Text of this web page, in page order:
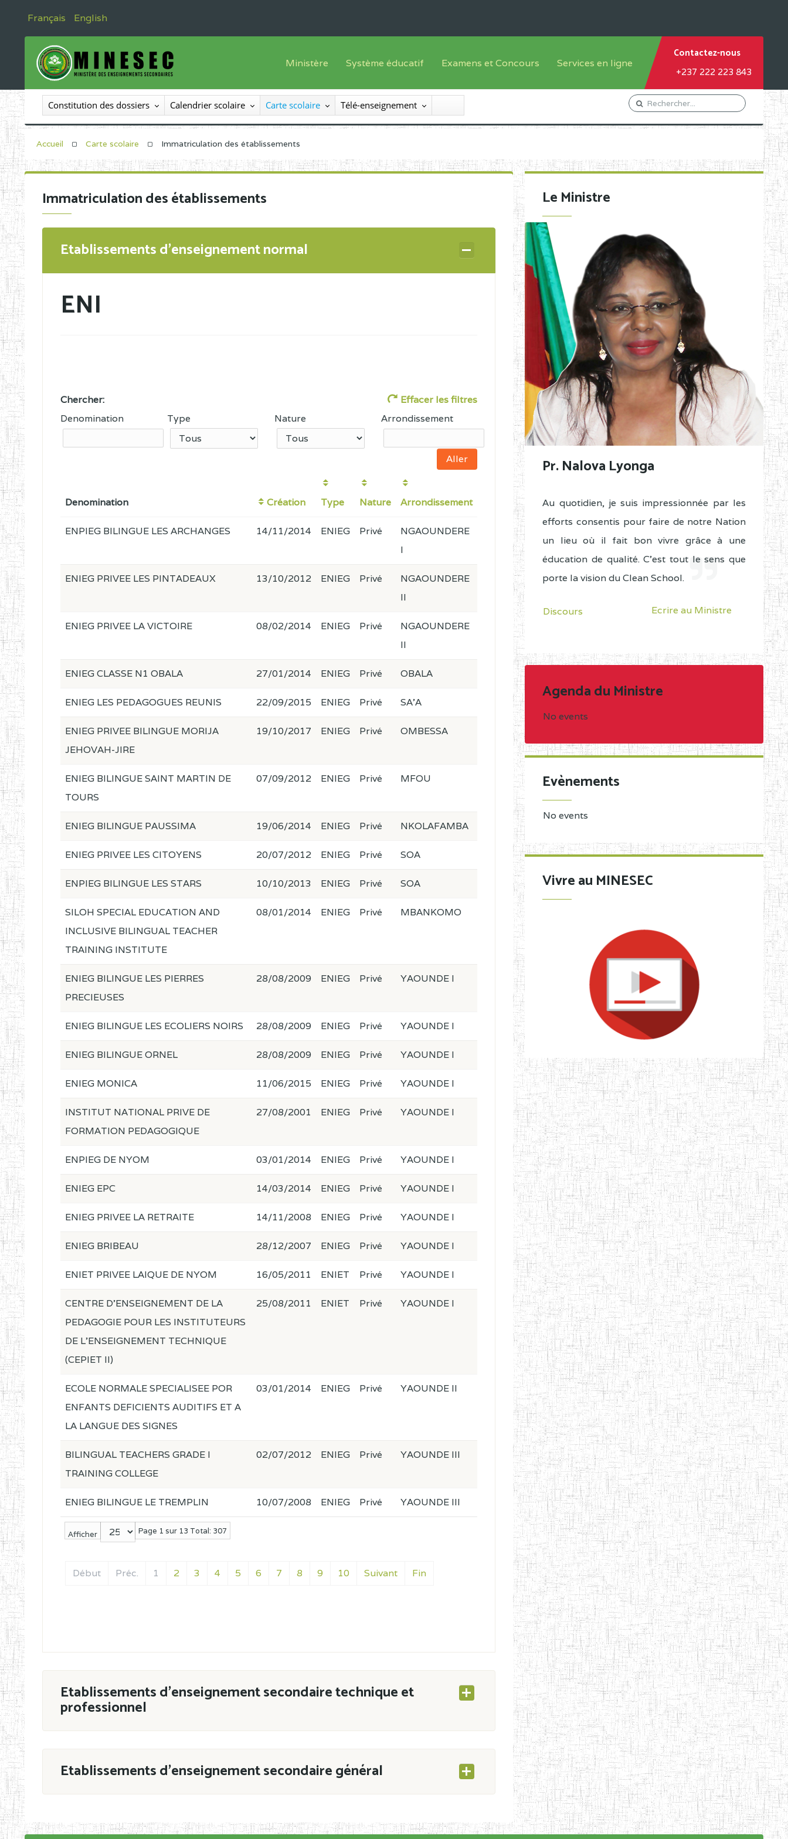
Français English
Ministère
Le Ministre
Le SEESEN
Inspection Générale des Enseignements
Organigramme
Système éducatif
Offre de formation
Sous système francophone
Progammes d'études
Examens et Concours
Inscriptions
Liste des candidats
Diplômes disponibles
Services en ligne
Orientation Conseil
Gestion du Personnel
Demande de subvention
Contactez-nous
+237 222 223 843
Constitution des dossiers Calendrier scolaire Carte scolaire Télé-enseignement
Accueil Carte scolaire Immatriculation des établissements
Immatriculation des établissements
Etablissements d'enseignement normal
ENI
Chercher:
Effacer les filtres
Denomination
Type Nature Arrondissement
Denomination Création Type Nature Arrondissement
Afficher Page 1 sur 13 Total: 307
Début Préc. 1 2 3 4 5 6 7 8 9 10 Suivant Fin
ENPIEG BILINGUE LES ARCHANGES 14/11/2014 ENIEG Privé
NGAOUNDERE
I
ENIEG PRIVEE LES PINTADEAUX 13/10/2012 ENIEG Privé
NGAOUNDERE
II
ENIEG PRIVEE LA VICTOIRE 08/02/2014 ENIEG Privé
NGAOUNDERE
II
ENIEG CLASSE N1 OBALA 27/01/2014 ENIEG Privé OBALA
ENIEG LES PEDAGOGUES REUNIS 22/09/2015 ENIEG Privé SA'A
ENIEG PRIVEE BILINGUE MORIJA
JEHOVAH-JIRE
19/10/2017 ENIEG Privé OMBESSA
ENIEG BILINGUE SAINT MARTIN DE
TOURS
07/09/2012 ENIEG Privé MFOU
ENIEG BILINGUE PAUSSIMA 19/06/2014 ENIEG Privé NKOLAFAMBA
ENIEG PRIVEE LES CITOYENS 20/07/2012 ENIEG Privé SOA
ENPIEG BILINGUE LES STARS 10/10/2013 ENIEG Privé SOA
SILOH SPECIAL EDUCATION AND
INCLUSIVE BILINGUAL TEACHER
TRAINING INSTITUTE
08/01/2014 ENIEG Privé MBANKOMO
ENIEG BILINGUE LES PIERRES
PRECIEUSES
28/08/2009 ENIEG Privé YAOUNDE I
ENIEG BILINGUE LES ECOLIERS NOIRS 28/08/2009 ENIEG Privé YAOUNDE I
ENIEG BILINGUE ORNEL 28/08/2009 ENIEG Privé YAOUNDE I
ENIEG MONICA 11/06/2015 ENIEG Privé YAOUNDE I
INSTITUT NATIONAL PRIVE DE
FORMATION PEDAGOGIQUE
27/08/2001 ENIEG Privé YAOUNDE I
ENPIEG DE NYOM 03/01/2014 ENIEG Privé YAOUNDE I
ENIEG EPC 14/03/2014 ENIEG Privé YAOUNDE I
ENIEG PRIVEE LA RETRAITE 14/11/2008 ENIEG Privé YAOUNDE I
ENIEG BRIBEAU 28/12/2007 ENIEG Privé YAOUNDE I
ENIET PRIVEE LAIQUE DE NYOM 16/05/2011 ENIET Privé YAOUNDE I
CENTRE D'ENSEIGNEMENT DE LA
PEDAGOGIE POUR LES INSTITUTEURS
DE L'ENSEIGNEMENT TECHNIQUE
(CEPIET II)
25/08/2011 ENIET Privé YAOUNDE I
ECOLE NORMALE SPECIALISEE POR
ENFANTS DEFICIENTS AUDITIFS ET A
LA LANGUE DES SIGNES
03/01/2014 ENIEG Privé YAOUNDE II
BILINGUAL TEACHERS GRADE I
TRAINING COLLEGE
02/07/2012 ENIEG Privé YAOUNDE III
ENIEG BILINGUE LE TREMPLIN 10/07/2008 ENIEG Privé YAOUNDE III
Etablissements d'enseignement secondaire technique et
professionnel
ESTP
Etablissements d'enseignement secondaire général
En application de la Décision N°90/11/MINESEC/CAB du 21 mars 2011 portant ouverture
Le Ministre
Pr. Nalova Lyonga
Au quotidien, je suis impressionnée par les
efforts consentis pour faire de notre Nation
un lieu où il fait bon vivre grâce à une
éducation de qualité. C'est tout le sens que
porte la vision du Clean School.
Discours Ecrire au Ministre
Agenda du Ministre
No events
Evènements
No events
Vivre au MINESEC